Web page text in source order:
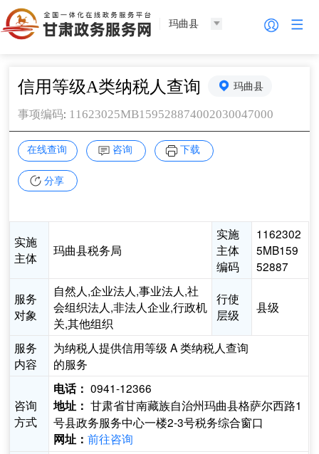
玛曲县
信用等级A类纳税人查询 玛曲县
事项编码: 11623025MB159528874002030047000
在线查询 咨询 下载
分享
实施
主体
玛曲县税务局
实施
主体
编码
1162302
5MB159
52887
服务
对象
自然人,企业法人,事业法人,社
会组织法人,非法人企业,行政机
关,其他组织
行使
层级
县级
服务
内容
为纳税人提供信用等级 A 类纳税人查询
的服务
咨询
方式
电话： 0941-12366
地址： 甘肃省甘南藏族自治州玛曲县格萨尔西路1
号县政务服务中心一楼2-3号税务综合窗口
网址：前往咨询